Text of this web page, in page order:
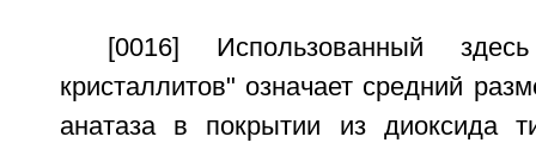
[0016] Использованный
кристаллитов" означает средний
анатаза в покрытии из диоксида